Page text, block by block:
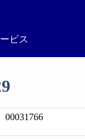
ビス
00031766